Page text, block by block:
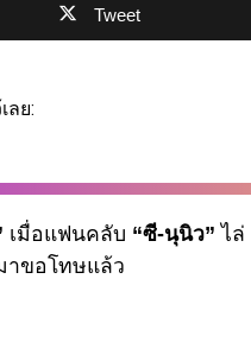
Tweet
ลย:
เมื่อแฟนคลับ “ซี-นุนิว” ไล่
าขอโทษแล้ว